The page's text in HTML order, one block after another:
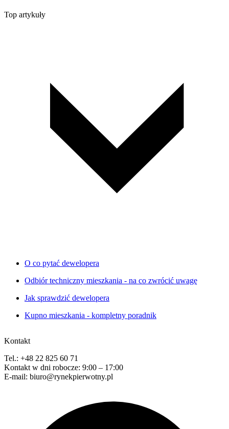
Top artykuły
O co pytać dewelopera
Odbiór techniczny mieszkania - na co zwrócić uwagę
Jak sprawdzić dewelopera
Kupno mieszkania - kompletny poradnik
Kontakt
Tel.: +48 22 825 60 71
Kontakt w dni robocze: 9:00 – 17:00
E-mail: biuro@rynekpierwotny.pl